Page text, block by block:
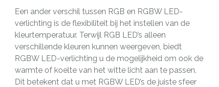
Een ander verschil tussen RGB en RGBW LED-
verlichting is de flexibiliteit bij het instellen van de
kleurtemperatuur. Terwijl RGB LED’s alleen
verschillende kleuren kunnen weergeven, biedt
RGBW LED-verlichting u de mogelijkheid om ook de
warmte of koelte van het witte licht aan te passen.
Dit betekent dat u met RGBW LED’s de juiste sfeer